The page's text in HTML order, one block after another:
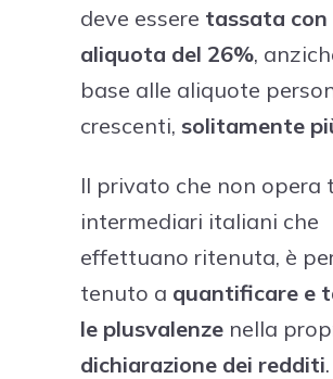
deve essere tassata con
aliquota del 26%,
base alle aliquote
crescenti, solitamente
Il privato che non opera
intermediari italiani che
effettuano ritenuta, è
tenuto a quantificare e
le plusvalenze nella
dichiarazione dei redditi.